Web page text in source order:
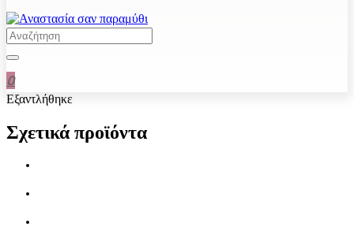
0
Εξαντλήθηκε
Σχετικά προϊόντα